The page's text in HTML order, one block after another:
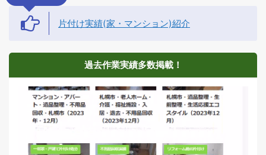
片付け実績(家・マンション)紹介
過去作業実績多数掲載！